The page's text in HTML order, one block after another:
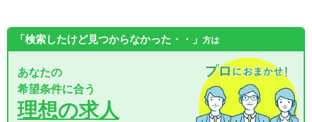
「検索したけど見つからなかった・・」 方は
あなたの
希望条件に合う
理想の求人